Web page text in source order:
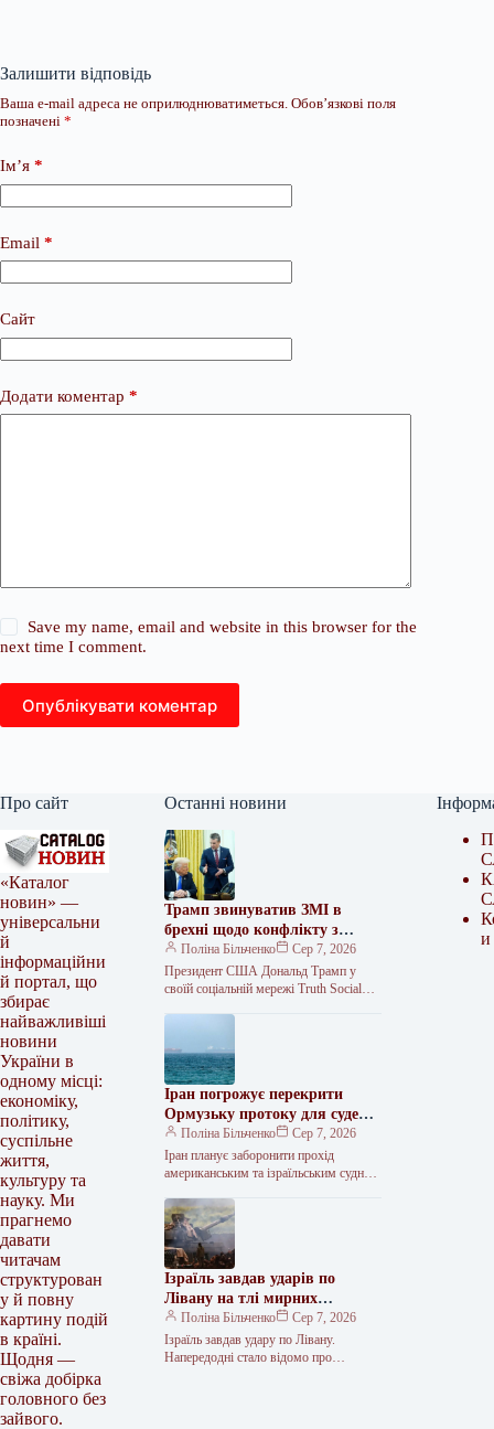
Залишити відповідь
Ваша e-mail адреса не оприлюднюватиметься. Обов’язкові поля
позначені *
Ім’я *
Email *
Сайт
Додати коментар *
Save my name, email and website in this browser for the
next time I comment.
Опублікувати коментар
Про сайт
«Каталог
новин» —
універсальни
й
інформаційни
й портал, що
збирає
найважливіші
новини
України в
одному місці:
економіку,
політику,
суспільне
життя,
культуру та
науку. Ми
прагнемо
давати
читачам
структурован
у й повну
картину подій
в країні.
Щодня —
свіжа добірка
головного без
зайвого.
Останні новини
Трамп звинуватив ЗМІ в
брехні щодо конфлікту з
міністром оборони Геґсетом
Поліна Більченко
Сер 7, 2026
Президент США Дональд Трамп у
своїй соціальній мережі Truth Social
Іран погрожує перекрити
Ормузьку протоку для суден
США та Ізраїлю
Поліна Більченко
Сер 7, 2026
Іран планує заборонити прохід
американським та ізраїльським суднам
вимагатиме грошову компенсацію від
ворожих країн за…
Ізраїль завдав ударів по
Лівану на тлі мирних
переговорів
Поліна Більченко
Сер 7, 2026
Ізраїль завдав удару по Лівану.
Напередодні стало відомо про
и